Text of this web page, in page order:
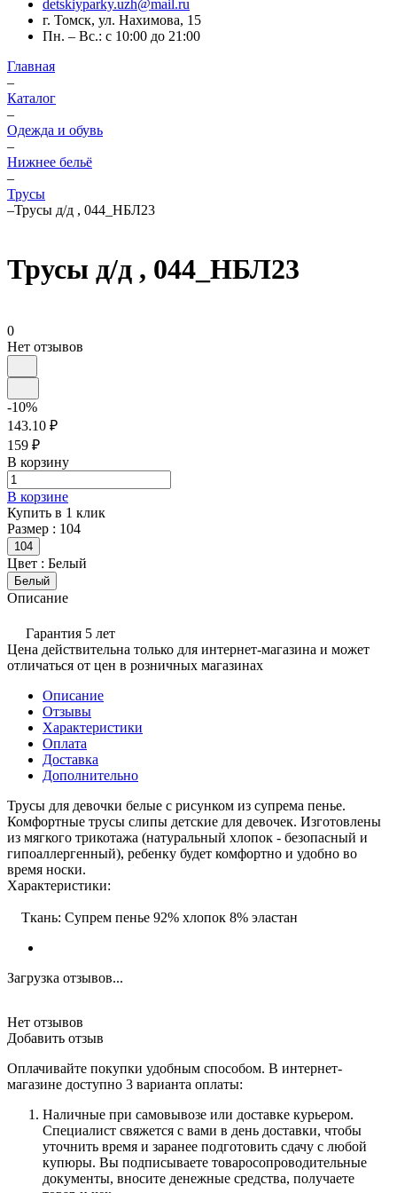
detskiyparky.uzh@mail.ru
г. Томск, ул. Нахимова, 15
Пн. – Вс.: с 10:00 до 21:00
Главная
–
Каталог
–
Одежда и обувь
–
Нижнее бельё
–
Трусы
–Трусы д/д , 044_НБЛ23
Трусы д/д , 044_НБЛ23
0
Нет отзывов
-10%
143.10 ₽
159 ₽
В корзину
В корзине
Купить в 1 клик
Размер : 104
104
Цвет : Белый
Белый
Описание
Гарантия 5 лет
Цена действительна только для интернет-магазина и может
отличаться от цен в розничных магазинах
Описание
Отзывы
Характеристики
Оплата
Доставка
Дополнительно
Трусы для девочки белые с рисунком из супрема пенье.
Комфортные трусы слипы детские для девочек. Изготовлены
из мягкого трикотажа (натуральный хлопок - безопасный и
гипоаллергенный), ребенку будет комфортно и удобно во
время носки.
Характеристики:
Ткань: Супрем пенье 92% хлопок 8% эластан
Загрузка отзывов...
Нет отзывов
Добавить отзыв
Оплачивайте покупки удобным способом. В интернет-
магазине доступно 3 варианта оплаты:
Наличные при самовывозе или доставке курьером.
Специалист свяжется с вами в день доставки, чтобы
уточнить время и заранее подготовить сдачу с любой
купюры. Вы подписываете товаросопроводительные
документы, вносите денежные средства, получаете